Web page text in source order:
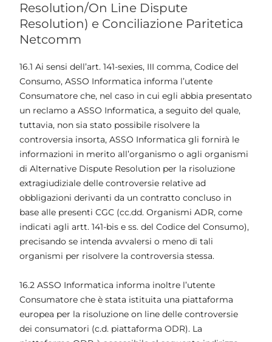
Resolution/On Line Dispute
Resolution) e Conciliazione Paritetica
Netcomm
16.1 Ai sensi dell’art. 141-sexies, III comma, Codice del
Consumo, ASSO Informatica informa l’utente
Consumatore che, nel caso in cui egli abbia presentato
un reclamo a ASSO Informatica, a seguito del quale,
tuttavia, non sia stato possibile risolvere la
controversia insorta, ASSO Informatica gli fornirà le
informazioni in merito all’organismo o agli organismi
di Alternative Dispute Resolution per la risoluzione
extragiudiziale delle controversie relative ad
obbligazioni derivanti da un contratto concluso in
base alle presenti CGC (cc.dd. Organismi ADR, come
indicati agli artt. 141-bis e ss. del Codice del Consumo),
precisando se intenda avvalersi o meno di tali
organismi per risolvere la controversia stessa.
16.2 ASSO Informatica informa inoltre l’utente
Consumatore che è stata istituita una piattaforma
europea per la risoluzione on line delle controversie
dei consumatori (c.d. piattaforma ODR). La